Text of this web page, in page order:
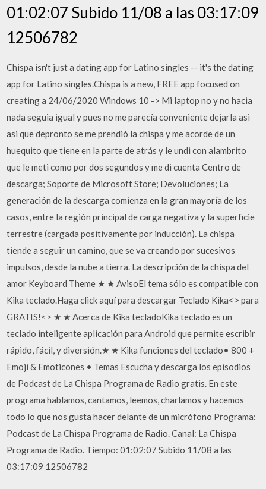
01:02:07 Subido 11/08 a las 03:17:09
12506782
Chispa isn't just a dating app for Latino singles -- it's the dating
app for Latino singles.Chispa is a new, FREE app focused on
creating a 24/06/2020 Windows 10 -> Mi laptop no y no hacia
nada seguia igual y pues no me parecía conveniente dejarla asi
asi que depronto se me prendió la chispa y me acorde de un
huequito que tiene en la parte de atrás y le undi con alambrito
que le meti como por dos segundos y me di cuenta Centro de
descarga; Soporte de Microsoft Store; Devoluciones; La
generación de la descarga comienza en la gran mayoría de los
casos, entre la región principal de carga negativa y la superficie
terrestre (cargada positivamente por inducción). La chispa
tiende a seguir un camino, que se va creando por sucesivos
impulsos, desde la nube a tierra. La descripción de la chispa del
amor Keyboard Theme ★ ★ AvisoEl tema sólo es compatible con
Kika teclado.Haga click aquí para descargar Teclado Kika<> para
GRATIS!<> ★ ★ Acerca de Kika tecladoKika teclado es un
teclado inteligente aplicación para Android que permite escribir
rápido, fácil, y diversión.★ ★ Kika funciones del teclado• 800 +
Emoji & Emoticones • Temas Escucha y descarga los episodios
de Podcast de La Chispa Programa de Radio gratis. En este
programa hablamos, cantamos, leemos, charlamos y hacemos
todo lo que nos gusta hacer delante de un micrófono Programa:
Podcast de La Chispa Programa de Radio. Canal: La Chispa
Programa de Radio. Tiempo: 01:02:07 Subido 11/08 a las
03:17:09 12506782